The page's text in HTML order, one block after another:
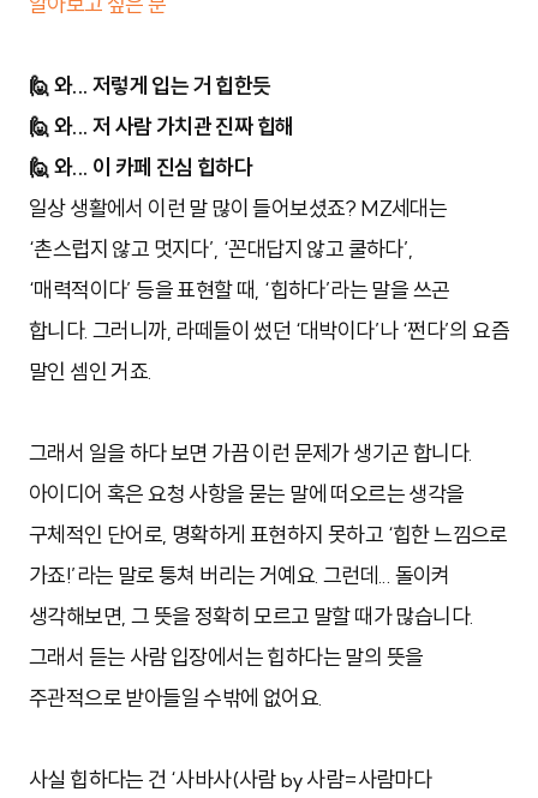
🙋 와... 저렇게 입는 거 힙한듯
🙋 와... 저 사람 가치관 진짜 힙해
🙋 와... 이 카페 진심 힙하다
일상 생활에서 이런 말 많이 들어보셨죠? MZ세대는
‘촌스럽지 않고 멋지다’, ‘꼰대답지 않고 쿨하다’,
‘매력적이다’ 등을 표현할 때, ‘힙하다’라는 말을 쓰곤
합니다. 그러니까, 라떼들이 썼던 ‘대박이다’나 ‘쩐다’의 요즘
말인 셈인 거죠.
그래서 일을 하다 보면 가끔 이런 문제가 생기곤 합니다.
아이디어 혹은 요청 사항을 묻는 말에 떠오르는 생각을
구체적인 단어로, 명확하게 표현하지 못하고 ‘힙한 느낌으로
가죠!’라는 말로 퉁쳐 버리는 거예요. 그런데... 돌이켜
생각해보면, 그 뜻을 정확히 모르고 말할 때가 많습니다.
그래서 듣는 사람 입장에서는 힙하다는 말의 뜻을
주관적으로 받아들일 수밖에 없어요.
사실 힙하다는 건 ‘사바사(사람 by 사람=사람마다